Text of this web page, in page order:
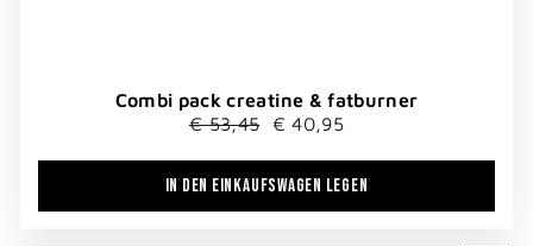
Combi pack creatine & fatburner
Normaler
€ 53,45 Sonderpreis
€ 40,95
IN DEN EINKAUFSWAGEN LEGEN